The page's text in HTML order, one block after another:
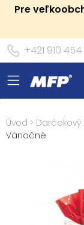
Pre
+421 910
Úvod >
Vánočné